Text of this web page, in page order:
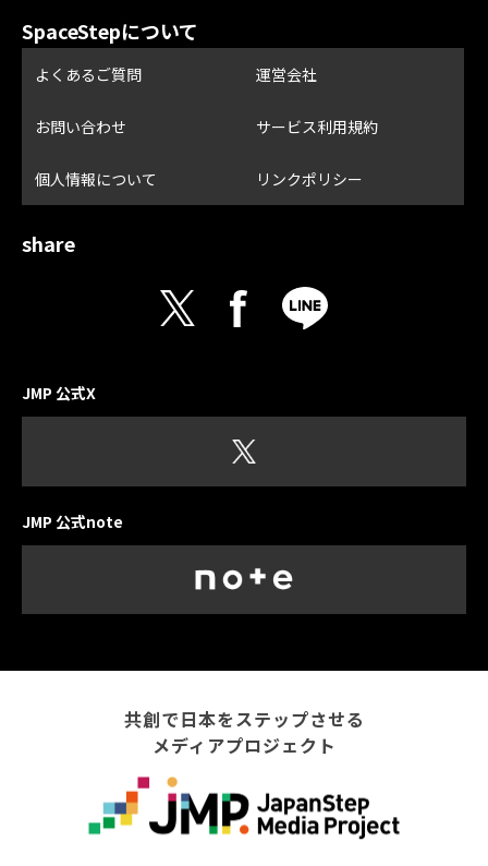
SpaceStepについて
よくあるご質問 運営会社
お問い合わせ サービス利用規約
個人情報について リンクポリシー
share
JMP 公式X
JMP 公式note
共創で日本をステップさせる
メディアプロジェクト